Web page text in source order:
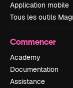
Application mobile
Tous les outils
Commencer
Academy
Documentation
Assistance